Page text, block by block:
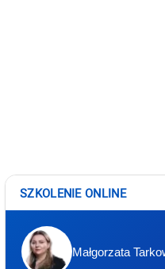
SZKOLENIE ONLINE
Małgorzata